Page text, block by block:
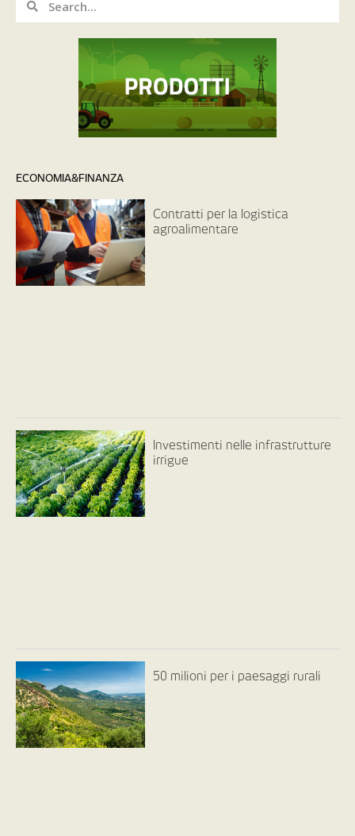
ECONOMIA&FINANZA
Contratti per la logistica
agroalimentare
Investimenti nelle infrastrutture
irrigue
50 milioni per i paesaggi rurali